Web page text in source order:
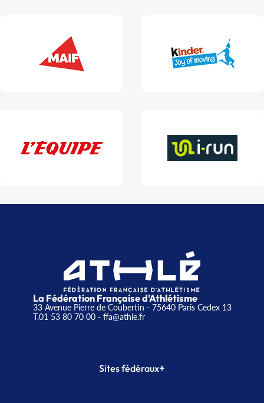
La Fédération Française d'Athlétisme
33 Avenue Pierre de Coubertin - 75640 Paris Cedex 13
T.01 53 80 70 00- ffa@athle.fr
Sites fédéraux+